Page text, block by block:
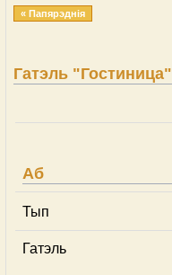
« Папярэднія
Гатэль "Гостиница"
Аб
Тып
Гатэль